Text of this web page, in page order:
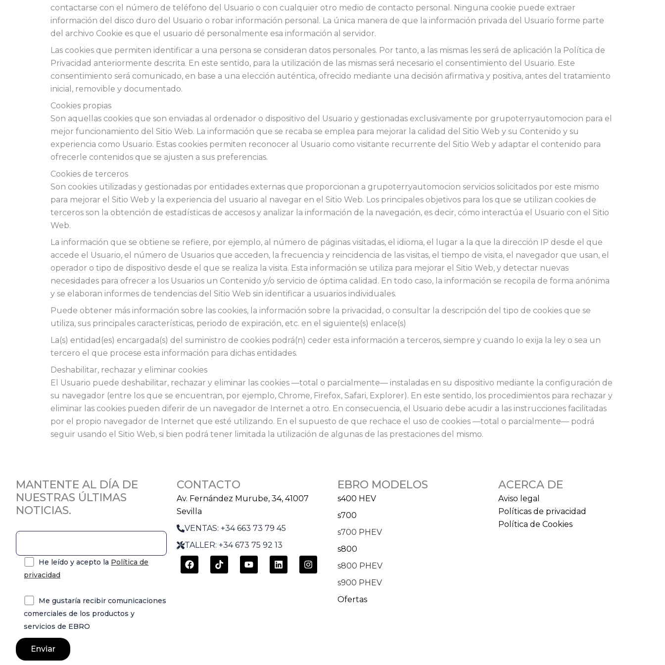
contactarse con el número de teléfono del Usuario o con cualquier otro medio de contacto personal. Ninguna cookie puede extraer
información del disco duro del Usuario o robar información personal. La única manera de que la información privada del Usuario forme parte
del archivo Cookie es que el usuario dé personalmente esa información al servidor.
Las cookies que permiten identificar a una persona se consideran datos personales. Por tanto, a las mismas les será de aplicación la Política de
Privacidad anteriormente descrita. En este sentido, para la utilización de las mismas será necesario el consentimiento del Usuario. Este
consentimiento será comunicado, en base a una elección auténtica, ofrecido mediante una decisión afirmativa y positiva, antes del tratamiento
inicial, removible y documentado.
Cookies propias
Son aquellas cookies que son enviadas al ordenador o dispositivo del Usuario y gestionadas exclusivamente por grupoterryautomocion para el
mejor funcionamiento del Sitio Web. La información que se recaba se emplea para mejorar la calidad del Sitio Web y su Contenido y su
experiencia como Usuario. Estas cookies permiten reconocer al Usuario como visitante recurrente del Sitio Web y adaptar el contenido para
ofrecerle contenidos que se ajusten a sus preferencias.
Cookies de terceros
Son cookies utilizadas y gestionadas por entidades externas que proporcionan a grupoterryautomocion servicios solicitados por este mismo
para mejorar el Sitio Web y la experiencia del usuario al navegar en el Sitio Web. Los principales objetivos para los que se utilizan cookies de
terceros son la obtención de estadísticas de accesos y analizar la información de la navegación, es decir, cómo interactúa el Usuario con el Sitio
Web.
La información que se obtiene se refiere, por ejemplo, al número de páginas visitadas, el idioma, el lugar a la que la dirección IP desde el que
accede el Usuario, el número de Usuarios que acceden, la frecuencia y reincidencia de las visitas, el tiempo de visita, el navegador que usan, el
operador o tipo de dispositivo desde el que se realiza la visita. Esta información se utiliza para mejorar el Sitio Web, y detectar nuevas
necesidades para ofrecer a los Usuarios un Contenido y/o servicio de óptima calidad. En todo caso, la información se recopila de forma anónima
y se elaboran informes de tendencias del Sitio Web sin identificar a usuarios individuales.
Puede obtener más información sobre las cookies, la información sobre la privacidad, o consultar la descripción del tipo de cookies que se
utiliza, sus principales características, periodo de expiración, etc. en el siguiente(s) enlace(s)
La(s) entidad(es) encargada(s) del suministro de cookies podrá(n) ceder esta información a terceros, siempre y cuando lo exija la ley o sea un
tercero el que procese esta información para dichas entidades.
Deshabilitar, rechazar y eliminar cookies
El Usuario puede deshabilitar, rechazar y eliminar las cookies —total o parcialmente— instaladas en su dispositivo mediante la configuración de
su navegador (entre los que se encuentran, por ejemplo, Chrome, Firefox, Safari, Explorer). En este sentido, los procedimientos para rechazar y
eliminar las cookies pueden diferir de un navegador de Internet a otro. En consecuencia, el Usuario debe acudir a las instrucciones facilitadas
por el propio navegador de Internet que esté utilizando. En el supuesto de que rechace el uso de cookies —total o parcialmente— podrá
seguir usando el Sitio Web, si bien podrá tener limitada la utilización de algunas de las prestaciones del mismo.
MANTENTE AL DÍA DE
NUESTRAS ÚLTIMAS
NOTICIAS.
He leído y acepto la Política de
privacidad
Me gustaría recibir comunicaciones
comerciales de los productos y
servicios de EBRO
CONTACTO
Av. Fernández Murube, 34, 41007
Sevilla
VENTAS: +34 663 73 79 45
TALLER: +34 673 75 92 13
F
a
T
i
Y
o
L
i
I
n
EBRO MODELOS
s400 HEV
s700
s700 PHEV
s800
s800 PHEV
s900 PHEV
Ofertas
ACERCA DE
Aviso legal
Políticas de privacidad
Política de Cookies